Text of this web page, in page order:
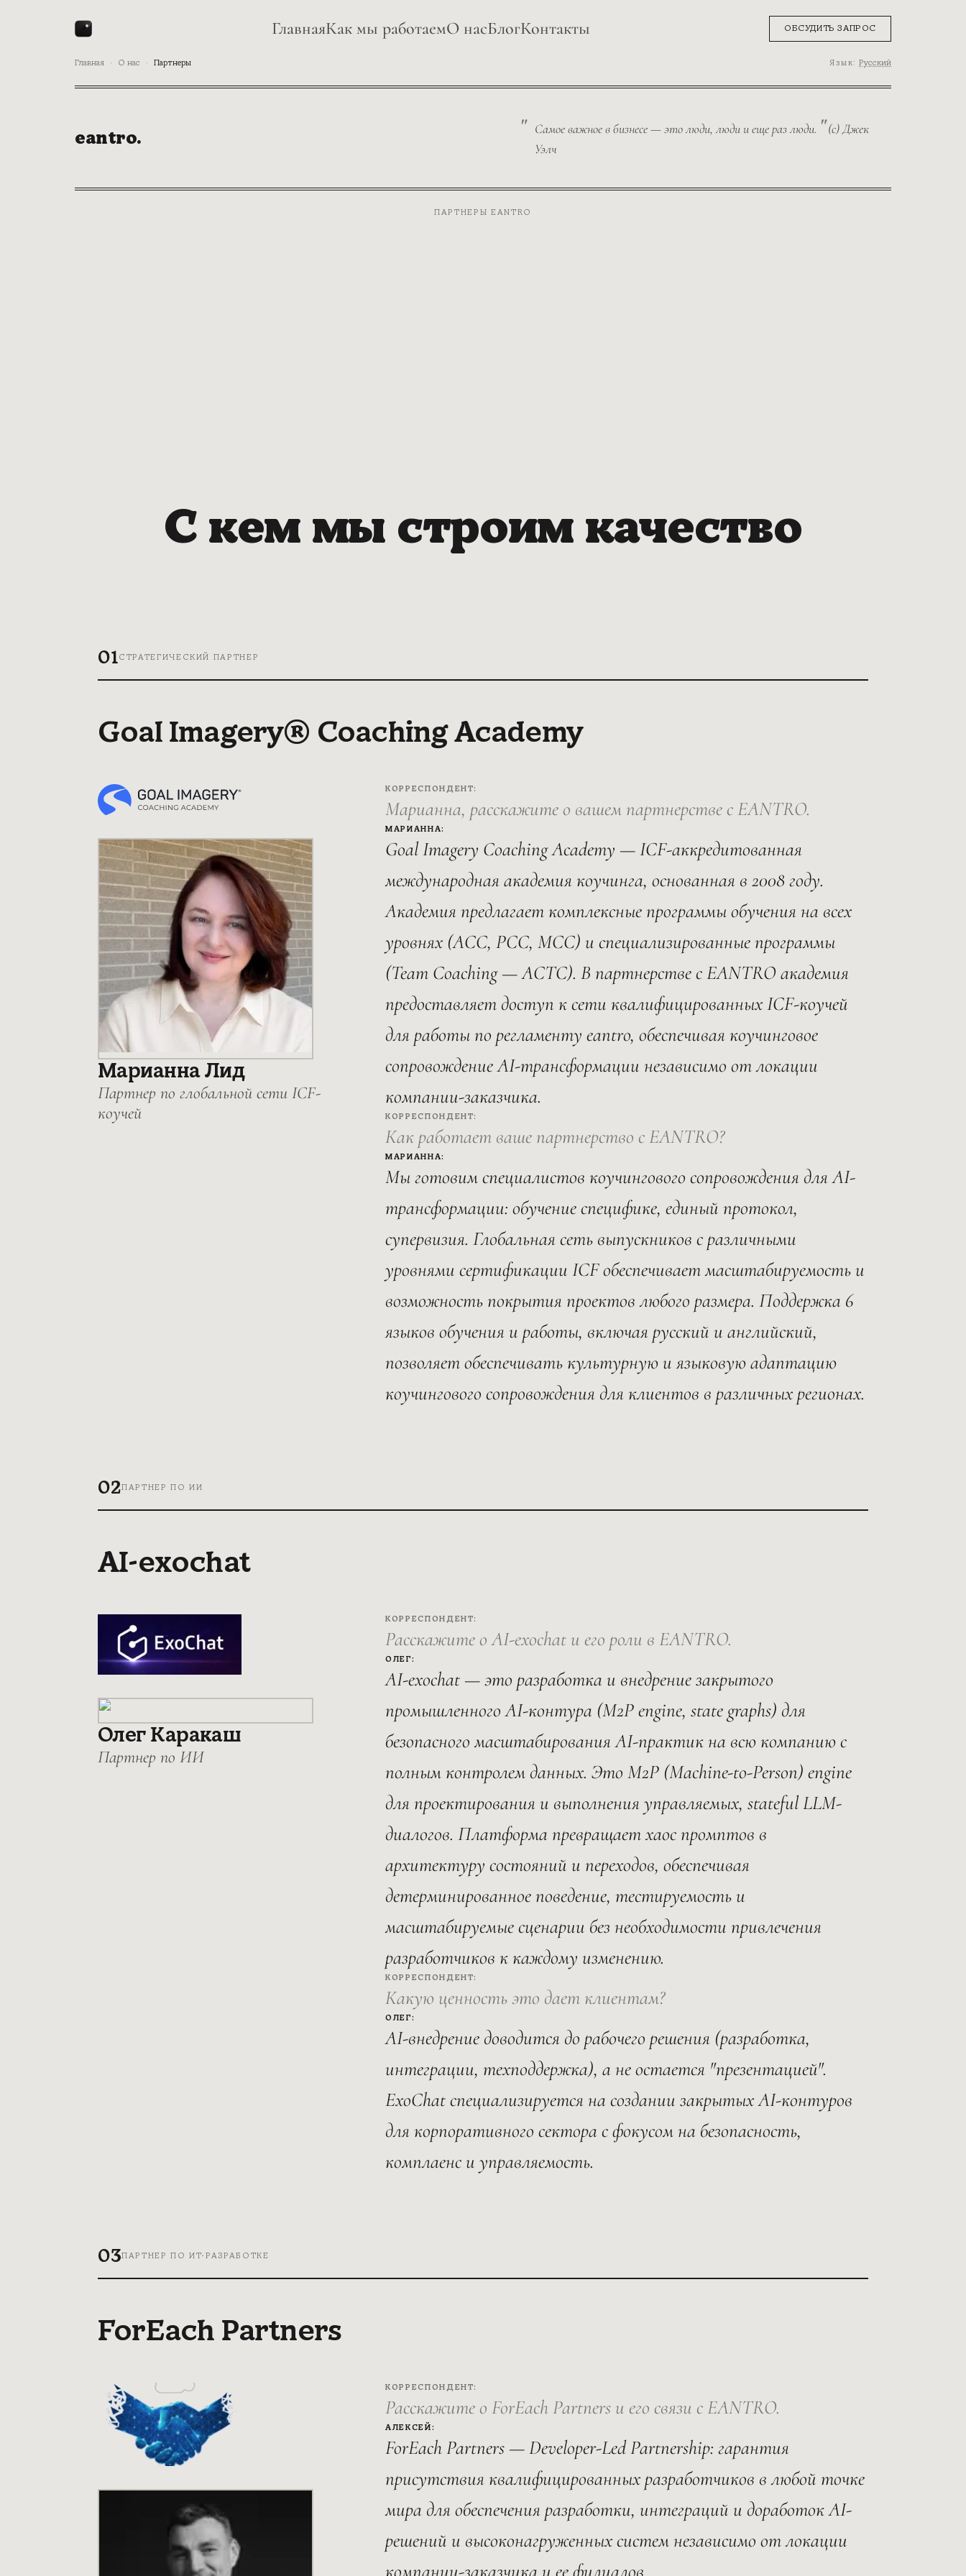
ГлавнаяКак мы работаемО насБлогКонтакты ОБСУДИТЬ ЗАПРОС
Главная · О нас · Партнеры Язык: Русский
eantro. Самое важное в бизнесе — это люди, люди и еще раз люди. (с)Джек
Уэлч
ПАРТНЕРЫ EANTRO
С кем мы строим качество
01СТРАТЕГИЧЕСКИЙ ПАРТНЕР
Goal Imagery® Coaching Academy
Марианна Лид
Партнер по глобальной сети ICF-
коучей
КОРРЕСПОНДЕНТ:
Марианна, расскажите о вашем партнерстве с EANTRO.
МАРИАННА:
Goal Imagery Coaching Academy — ICF-аккредитованная
международная академия коучинга, основанная в 2008 году.
Академия предлагает комплексные программы обучения на всех
уровнях (ACC, PCC, MCC) и специализированные программы
(Team Coaching — ACTC). В партнерстве с EANTRO академия
предоставляет доступ к сети квалифицированных ICF-коучей
для работы по регламенту eantro, обеспечивая коучинговое
сопровождение AI-трансформации независимо от локации
компании-заказчика.
КОРРЕСПОНДЕНТ:
Как работает ваше партнерство с EANTRO?
МАРИАННА:
Мы готовим специалистов коучингового сопровождения для AI-
трансформации: обучение специфике, единый протокол,
супервизия. Глобальная сеть выпускников с различными
уровнями сертификации ICF обеспечивает масштабируемость и
возможность покрытия проектов любого размера. Поддержка 6
языков обучения и работы, включая русский и английский,
позволяет обеспечивать культурную и языковую адаптацию
коучингового сопровождения для клиентов в различных регионах.
02ПАРТНЕР ПО ИИ
AI-exochat
Олег Каракаш
Партнер по ИИ
КОРРЕСПОНДЕНТ:
Расскажите о AI-exochat и его роли в EANTRO.
ОЛЕГ:
AI-exochat — это разработка и внедрение закрытого
промышленного AI-контура (M2P engine, state graphs) для
безопасного масштабирования AI-практик на всю компанию с
полным контролем данных. Это M2P (Machine-to-Person) engine
для проектирования и выполнения управляемых, stateful LLM-
диалогов. Платформа превращает хаос промптов в
архитектуру состояний и переходов, обеспечивая
детерминированное поведение, тестируемость и
масштабируемые сценарии без необходимости привлечения
разработчиков к каждому изменению.
КОРРЕСПОНДЕНТ:
Какую ценность это дает клиентам?
ОЛЕГ:
AI-внедрение доводится до рабочего решения (разработка,
интеграции, техподдержка), а не остается "презентацией".
ExoChat специализируется на создании закрытых AI-контуров
для корпоративного сектора с фокусом на безопасность,
комплаенс и управляемость.
03ПАРТНЕР ПО ИТ-РАЗРАБОТКЕ
ForEach Partners
КОРРЕСПОНДЕНТ:
Расскажите о ForEach Partners и его связи с EANTRO.
АЛЕКСЕЙ:
ForEach Partners — Developer-Led Partnership: гарантия
присутствия квалифицированных разработчиков в любой точке
мира для обеспечения разработки, интеграций и доработок AI-
решений и высоконагруженных систем независимо от локации
компании-заказчика и ее филиалов.